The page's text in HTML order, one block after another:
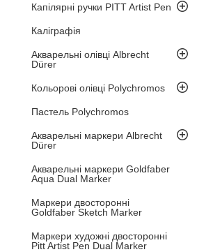
Капілярні ручки PITT Artist Pen
Каліграфія
Акварельні олівці Albrecht
Dürer
Кольорові олівці Polychromos
Пастель Polychromos
Акварельні маркери Albrecht
Dürer
Акварельні маркери Goldfaber
Aqua Dual Marker
Маркери двосторонні
Goldfaber Sketch Marker
Маркери художні двосторонні
Pitt Artist Pen Dual Marker